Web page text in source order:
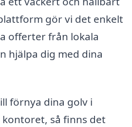
gör vi det enkelt
offerter från lokala
hjälpa dig med dina
förnya dina golv i
så finns det